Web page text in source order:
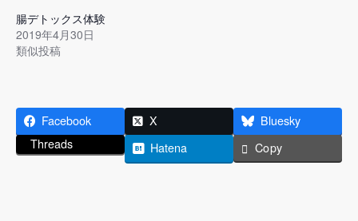
腸デトックス体験
2019年4月30日
類似投稿
Facebook X
Bluesky
Threads
Hatena Copy